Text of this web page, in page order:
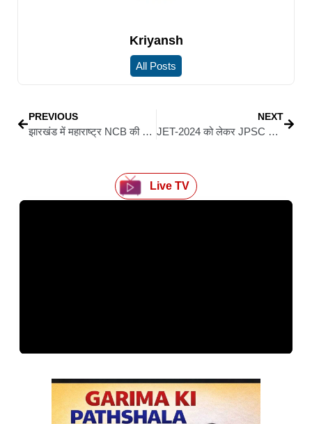
Kriyansh
All Posts
PREVIOUS
झारखंड में महाराष्ट्र NCB की बड़ी रेड, करोड़ों की अफीम बरामद; होटल मालिक को साथ ले गई टीम
NEXT
JET-2024 को लेकर JPSC का नया अपडेट, शिक्षा और उर्दू विषय की परीक्षा 14 जून को
Live TV